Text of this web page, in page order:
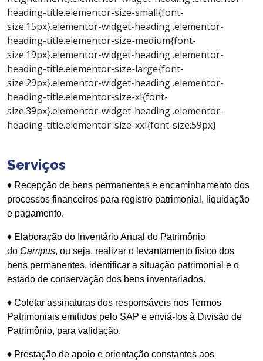
heading-title.elementor-size-small{font-
size:15px}.elementor-widget-heading .elementor-
heading-title.elementor-size-medium{font-
size:19px}.elementor-widget-heading .elementor-
heading-title.elementor-size-large{font-
size:29px}.elementor-widget-heading .elementor-
heading-title.elementor-size-xl{font-
size:39px}.elementor-widget-heading .elementor-
heading-title.elementor-size-xxl{font-size:59px}
Serviços
♦ Recepção de bens permanentes e encaminhamento dos
processos financeiros para registro patrimonial, liquidação
e pagamento.
♦ Elaboração do Inventário Anual do Patrimônio
do Campus, ou seja, realizar o levantamento físico dos
bens permanentes, identificar a situação patrimonial e o
estado de conservação dos bens inventariados.
♦ Coletar assinaturas dos responsáveis nos Termos
Patrimoniais emitidos pelo SAP e enviá-los à Divisão de
Patrimônio, para validação.
♦ Prestação de apoio e orientação constantes aos